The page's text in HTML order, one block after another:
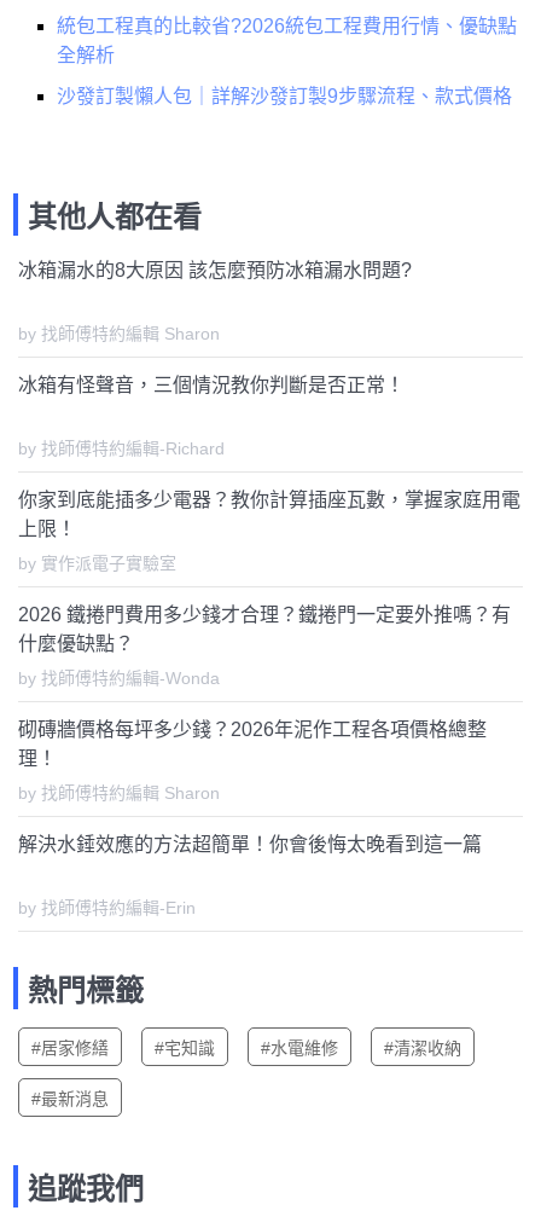
統包工程真的比較省?2026統包工程費用行情、優缺點
全解析
沙發訂製懶人包｜詳解沙發訂製9步驟流程、款式價格
其他人都在看
冰箱漏水的8大原因 該怎麼預防冰箱漏水問題?
by 找師傅特約編輯 Sharon
冰箱有怪聲音，三個情況教你判斷是否正常！
by 找師傅特約編輯-Richard
你家到底能插多少電器？教你計算插座瓦數，掌握家庭用電
上限！
by 實作派電子實驗室
2026 鐵捲門費用多少錢才合理？鐵捲門一定要外推嗎？有
什麼優缺點？
by 找師傅特約編輯-Wonda
砌磚牆價格每坪多少錢？2026年泥作工程各項價格總整
理！
by 找師傅特約編輯 Sharon
解決水錘效應的方法超簡單！你會後悔太晚看到這一篇
by 找師傅特約編輯-Erin
熱門標籤
#居家修繕 #宅知識 #水電維修 #清潔收納
#最新消息
追蹤我們